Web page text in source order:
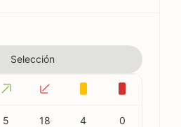
Selección
5 18 4 0